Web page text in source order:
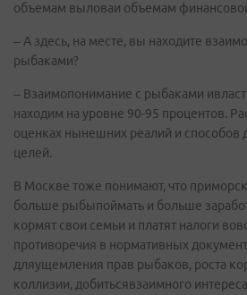
объемам выловаи объемам
– А здесь, на месте, вы находите
рыбаками?
– Взаимопонимание с рыбаками
находим на уровне 90-95 процентов.
оценках нынешних реалий и способов
целей.
В Москве тоже понимают, что
больше рыбыпоймать и больше
кормят свои семьи и платят налоги
противоречия в нормативных
дляущемления прав рыбаков, роста
коллизии, добитьсявзаимного